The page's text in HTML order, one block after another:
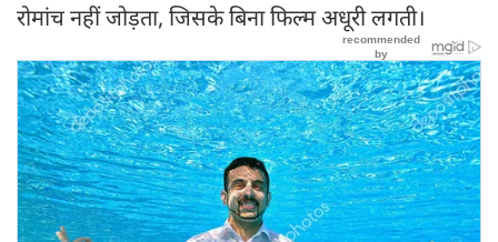
रोमांच नहीं जोड़ता, जिसके बिना फिल्म अधूरी लगती।